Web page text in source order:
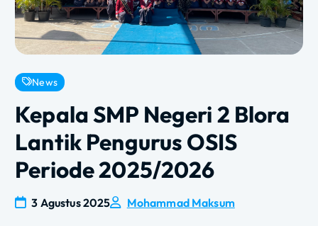
News
Kepala SMP Negeri 2 Blora
Lantik Pengurus OSIS
Periode 2025/2026
3 Agustus 2025 Mohammad Maksum